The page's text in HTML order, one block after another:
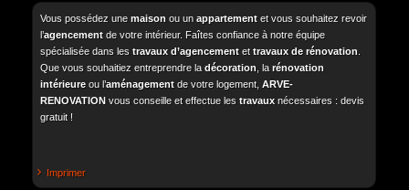
Vous possédez une maison ou un appartement et vous souhaitez revoir
l’agencement de votre intérieur. Faîtes confiance à notre équipe
spécialisée dans les travaux d’agencement et travaux de rénovation
Que vous souhaitiez entreprendre la décoration , la rénovation
intérieure ou l’aménagement de votre logement, ARVE-
RENOVATION vous conseille et effectue les travaux nécessaires : devis
gratuit !
Imprimer